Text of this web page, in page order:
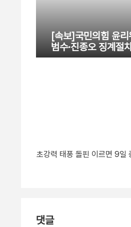
[속보]국민의힘 윤리
범수·진종오 징계절
초강력 태풍 돌핀 이르면 9일
댓글